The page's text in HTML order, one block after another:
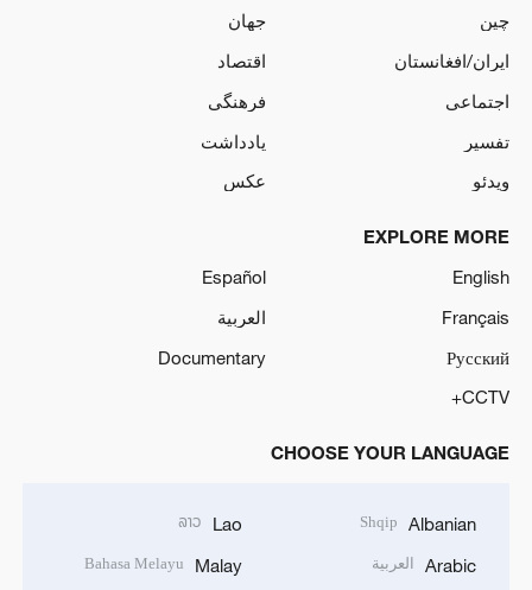
چین
جهان
ایران/افغانستان
اقتصاد
اجتماعی
فرهنگی
تفسیر
یادداشت
ویدئو
عکس
EXPLORE MORE
English
Español
Français
العربية
Русский
Documentary
CCTV+
CHOOSE YOUR LANGUAGE
Albanian
Shqip
Arabic العربية
Lao
ລາວ
Malay
Bahasa Melayu